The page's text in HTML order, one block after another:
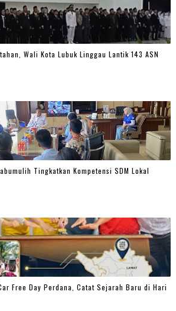
Wali Kota Lubuk Linggau Lantik 143 ASN
Tingkatkan Kompetensi SDM Lokal
Free Day Perdana, Catat Sejarah Baru di Hari